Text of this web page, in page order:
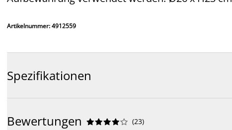
Artikelnummer: 4912559
Spezifikationen
Bewertungen 




 (23)